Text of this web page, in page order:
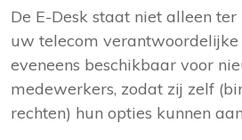
De E-Desk staat niet alleen
uw telecom verantwoordelijke
eveneens beschikbaar voor
medewerkers, zodat zij zelf
rechten) hun opties kunnen